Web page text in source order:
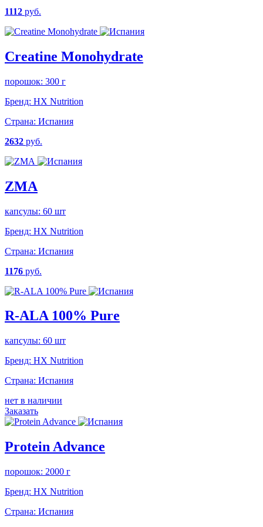
1112 руб.
Creatine Monohydrate
порошок: 300 г
Бренд: HX Nutrition
Страна: Испания
2632 руб.
ZMA
капсулы: 60 шт
Бренд: HX Nutrition
Страна: Испания
1176 руб.
R-ALA 100% Pure
капсулы: 60 шт
Бренд: HX Nutrition
Страна: Испания
нет в наличии
Заказать
Protein Advance
порошок: 2000 г
Бренд: HX Nutrition
Страна: Испания